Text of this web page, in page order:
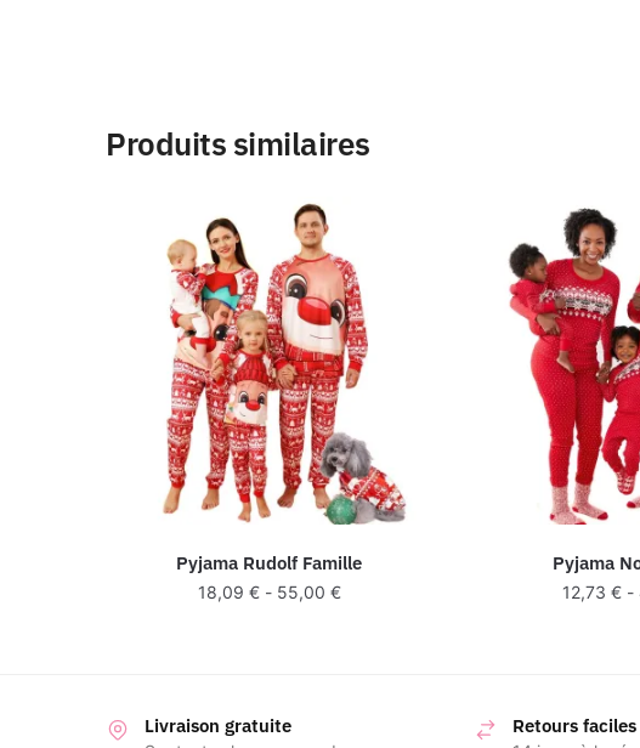
Produits similaires
Pyjama Rudolf Famille
18,09 €- 55,00 €
Pyjama
12,73€ -
Livraison gratuite Retours faciles